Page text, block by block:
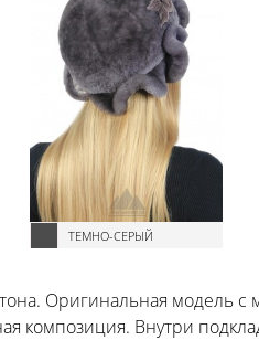
ТЕМНО-СЕРЫЙ
Оригинальная модель
композиция. Внутри